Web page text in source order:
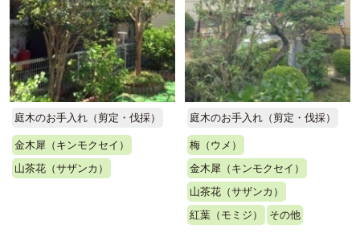
庭木のお手入れ（剪定・伐採）
金木犀（キンモクセイ）
山茶花（サザンカ）
庭木のお手入れ（剪定・伐採）
梅（ウメ）
金木犀（キンモクセイ）
山茶花（サザンカ）
紅葉（モミジ）
その他